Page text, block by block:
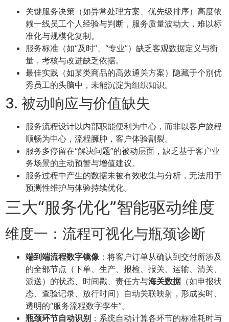
关键服务决策（如异常处理方案、优先级排序）高度依
赖一线员工个人经验与判断，服务质量波动大，难以标
准化与规模化复制。
服务标准（如“及时”、“专业”）缺乏客观数据定义与衡
量，考核与改进缺乏依据。
最佳实践（如某类商品的高效通关方案）隐藏于个别优
秀员工的头脑中，未能沉淀为组织知识。
3. 被动响应与价值缺失
服务流程设计以内部职能便利为中心，而非以客户旅程
顺畅为中心，流程臃肿，客户体验割裂。
服务多停留在“解决问题”的被动层面，缺乏基于客户业
务场景的主动预警与增值建议。
服务过程中产生的数据未被有效收集与分析，无法用于
预测性维护与体验持续优化。
三大“服务优化”智能驱动维度
维度一：流程可视化与瓶颈诊断
端到端流程数字镜像：将客户订单从确认到交付所涉及
的全部节点（下单、生产、报检、报关、运输、清关、
派送）的状态、时间戳、责任方与海关数据（如申报状
态、查验记录、放行时间）自动关联映射，形成实时、
透明的“服务流程数字孪生”。
瓶颈环节自动识别 ：系统自动计算各环节的标准耗时与